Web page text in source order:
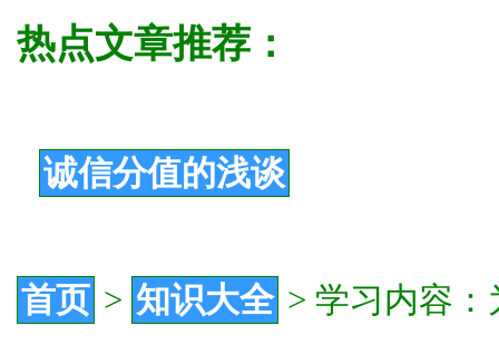
热点文章推荐：
诚信分值的浅谈
首页 > 知识大全 > 学习内容